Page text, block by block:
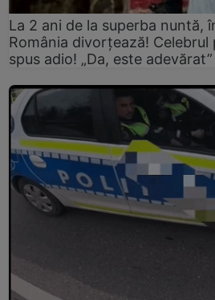
La 2 ani de la superba nuntă,
România divorțează!
spus adio! „Da, este adevărat”